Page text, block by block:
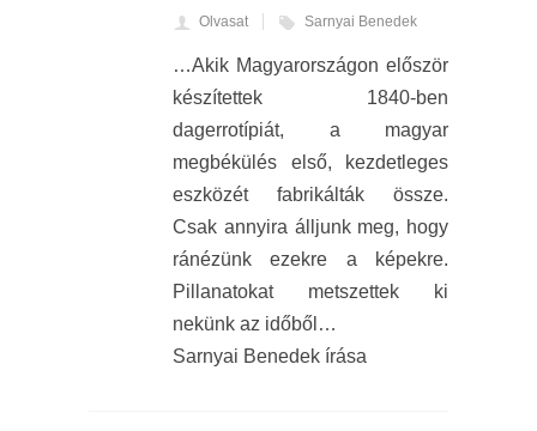
Olvasat Sarnyai Benedek
…Akik Magyarországon először
készítettek 1840-ben
dagerrotípiát, a magyar
megbékülés első, kezdetleges
eszközét fabrikálták össze.
Csak annyira álljunk meg, hogy
ránézünk ezekre a képekre.
Pillanatokat metszettek ki
nekünk az időből…
Sarnyai Benedek írása